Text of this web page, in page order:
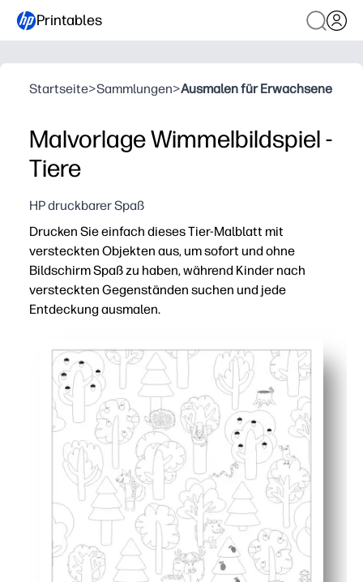
Printables
Startseite>Sammlungen>Ausmalen für Erwachsene
Malvorlage Wimmelbildspiel -
Tiere
HP druckbarer Spaß
Drucken Sie einfach dieses Tier-Malblatt mit
versteckten Objekten aus, um sofort und ohne
Bildschirm Spaß zu haben, während Kinder nach
versteckten Gegenständen suchen und jede
Entdeckung ausmalen.
Keine Vorbereitungsaktivitäten — drücke auf Drucken
Zwei-in-Eins-Engagement — eine Herausforderung
Fördert Fähigkeiten — schärft den Fokus, das visuelle
Überall flexibel — ideal für Center, Frühaufsteher,